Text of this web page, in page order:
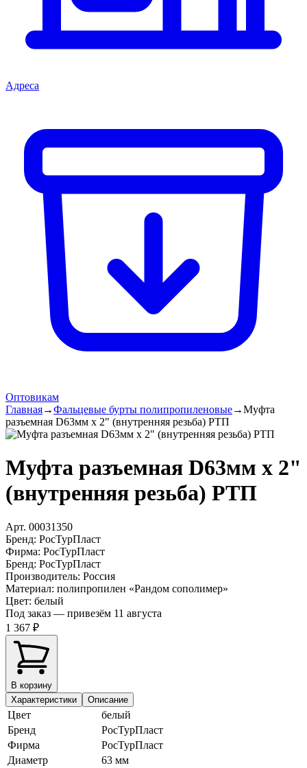
Адреса
Оптовикам
Главная→Фальцевые бурты полипропиленовые→Муфта
разъемная D63мм х 2" (внутренняя резьба) РТП
Муфта разъемная D63мм х 2"
(внутренняя резьба) РТП
Арт. 00031350
Бренд: РосТурПласт
Фирма: РосТурПласт
Бренд: РосТурПласт
Производитель: Россия
Материал: полипропилен «Рандом сополимер»
Цвет: белый
Под заказ — привезём 11 августа
1 367 ₽
В корзину
Характеристики
Описание
Цвет
белый
Бренд
РосТурПласт
Фирма
РосТурПласт
Диаметр
63 мм